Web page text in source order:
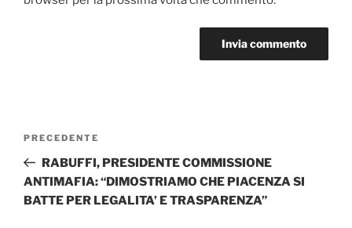
Navigazione
Articolo
precedente:
PRECEDENTE
RABUFFI, PRESIDENTE COMMISSIONE
ANTIMAFIA: “DIMOSTRIAMO CHE PIACENZA SI
BATTE PER LEGALITA’ E TRASPARENZA”